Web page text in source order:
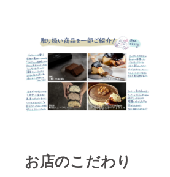
お店のこだわり